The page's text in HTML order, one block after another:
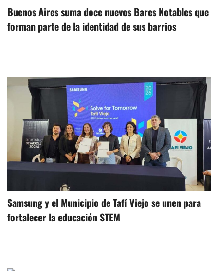
Buenos Aires suma doce nuevos Bares Notables que
forman parte de la identidad de sus barrios
Samsung y el Municipio de Tafí Viejo se unen para
fortalecer la educación STEM